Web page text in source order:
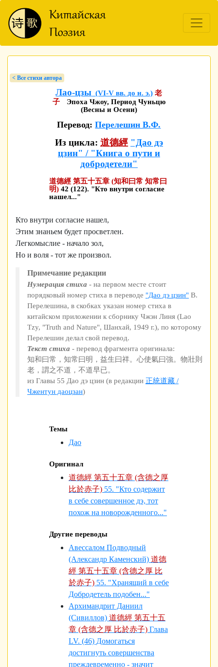
< Bсе стихи автора
Лао-цзы (VI-V вв. до н. э.) 老
子
Эпоха Чжоу, Период Чуньцю
(Весны и Осени)
Перевод:Перелешин В.Ф.
Из цикла: 道德經 "Дао дэ
цзин" / "Книга о пути и
добродетели"
道德經 第五十五章 (知和曰常 知常曰
明) 42 (122). "Кто внутри согласие
нашел..."
Кто внутри согласие нашел,
Этим знаньем будет просветлен.
Легкомыслие - начало зол,
Но и воля - тот же произвол.
Примечание редакции
Нумерация стиха - на первом месте стоит
порядковый номер стиха в переводе "Дао дэ цзин" В.
Перелешина, в скобках указан номер стиха в
китайском приложении к сборнику Чжэн Линя (Lao
Tzy, "Truth and Nature", Шанхай, 1949 г.), по которому
Перелешин делал свой перевод.
Текст стиха - перевод фрагмента оригинала:
知和曰常，知常曰明，益生曰祥。心使氣曰強。物壯則
老，謂之不道，不道早已。
из Главы 55 Дао дэ цзин (в редакции 正統道藏 /
Чжентун даоцзан)
Темы
Дао
Оригинал
道德經 第五十五章 (含德之厚
比於赤子) 55. "Кто содержит
в себе совершенное дэ, тот
похож на новорожденного..."
Другие переводы
Авессалом Подводный
(Александр Каменский) 道德
經 第五十五章 (含德之厚 比
於赤子) 55. "Хранящий в себе
Добродетель подобен..."
Архимандрит Даниил
(Сивиллов) 道德經 第五十五
章 (含德之厚 比於赤子) Глава
LV. (46) Домогаться
достигнуть совершенства
преждевременно - значит